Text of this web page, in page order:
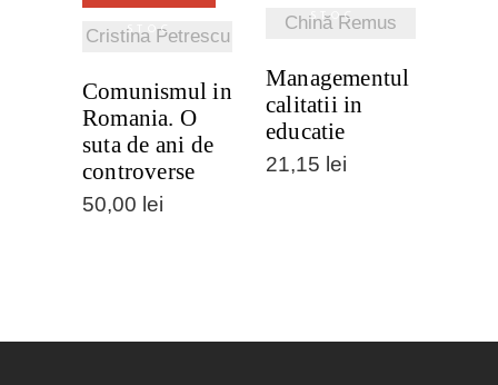
STOC
Cristina Petrescu
Comunismul in
Romania. O
suta de ani de
controverse
50,00 lei
STOC
Chină Remus
Managementul
calitatii in
educatie
21,15 lei